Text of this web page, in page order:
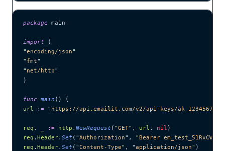
package main
import (
"encoding/json"
" fmt"
" net/http"
)
func main () {
url := " https://api.emailit.com/v2/api-keys/ak_1234567890
req , := http . NewRequest ( "GET" , url , nil )
req . Header. Set ( "Authorization" , "Bearer
req . Header. Set ( "Content-Type" , "application/json" )